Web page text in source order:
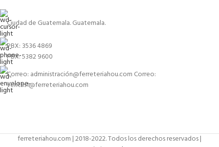
Ciudad de Guatemala. Guatemala.
PBX: 3536 4869
PBX: 5382 9600
Correo: administración@ferreteriahou.com Correo:
ventas1@ferreteriahou.com
ferreteriahou.com | 2018-2022. Todos los derechos reservados |